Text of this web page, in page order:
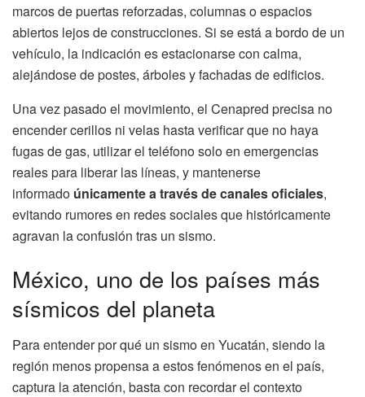
marcos de puertas reforzadas, columnas o espacios
abiertos lejos de construcciones. Si se está a bordo de un
vehículo, la indicación es estacionarse con calma,
alejándose de postes, árboles y fachadas de edificios.
Una vez pasado el movimiento, el Cenapred precisa no
encender cerillos ni velas hasta verificar que no haya
fugas de gas, utilizar el teléfono solo en emergencias
reales para liberar las líneas, y mantenerse
informado únicamente a través de canales oficiales,
evitando rumores en redes sociales que históricamente
agravan la confusión tras un sismo.
México, uno de los países más
sísmicos del planeta
Para entender por qué un sismo en Yucatán, siendo la
región menos propensa a estos fenómenos en el país,
captura la atención, basta con recordar el contexto